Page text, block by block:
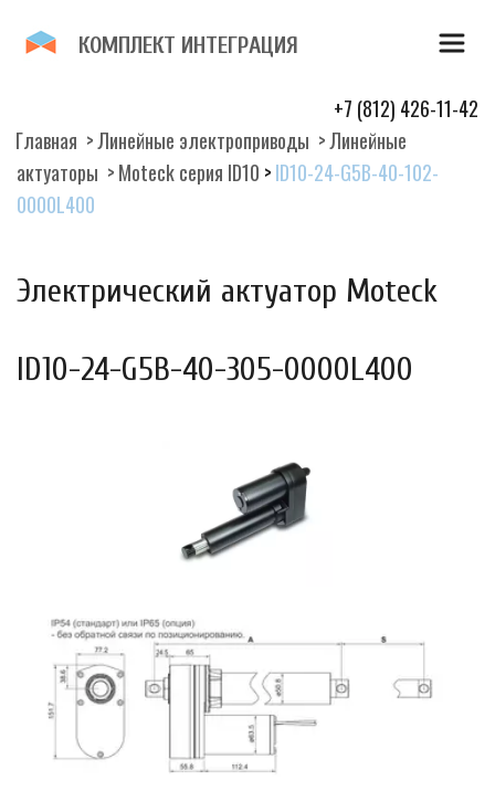
К­­ОМПЛЕКТ И­­НТЕГР­­­­­­АЦИЯ
+7 (812) 426-11-42
Главная > Линейные электроприводы
  >
Линейные
актуаторы >Moteck серия ID10 >ID10-24-G5B-40-102-
0000L400
Электрический актуатор Moteck
ID10-24-G5B-40-305-0000L400